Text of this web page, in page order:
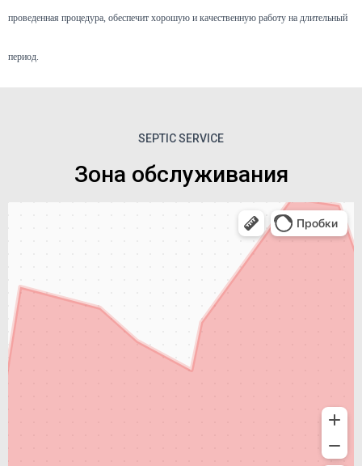
проведенная процедура, обеспечит хорошую и качественную работу на длительный
период.
SEPTIC SERVICE
Зона обслуживания